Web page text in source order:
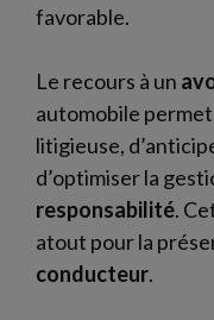
favorable.
Le recours à un
automobile
litigieuse,
d’optimiser la
responsabilité.
atout pour la
conducteur.